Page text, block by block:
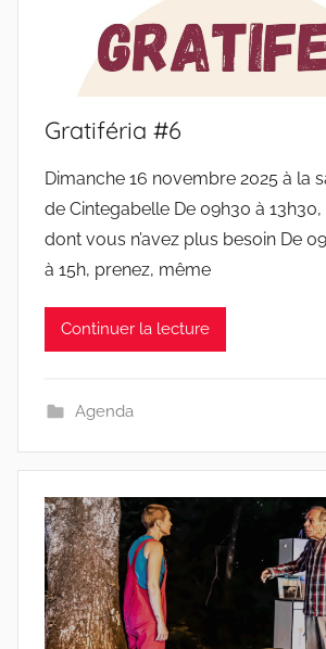
Gratiféria #6
Dimanche 16 novembre 2025 à la
de Cintegabelle De 09h30 à
dont vous n’avez plus besoin De
à 15h, prenez, même
Continuer la lecture
Agenda